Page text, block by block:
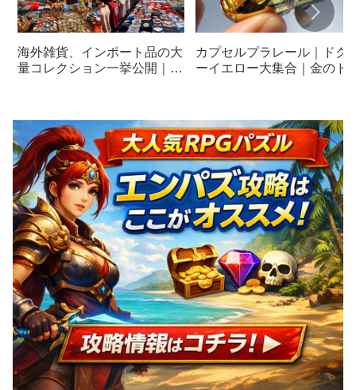
海外雑貨、インポート品の大
量コレクション一挙公開｜
カプセルプラレール｜ドク
ーイエロー大集合｜金のド